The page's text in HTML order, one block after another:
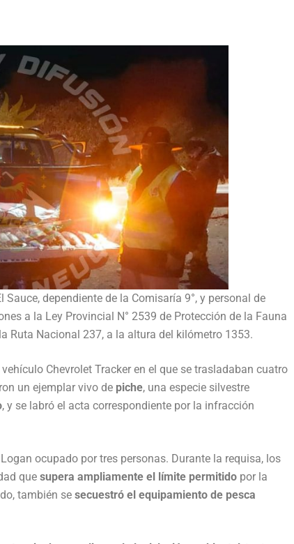
dependiente de la Comisaría 9°, y personal de
a la Ley Provincial N° 2539 de Protección de la Fauna
Ruta Nacional 237, a la altura del kilómetro 1353.
Chevrolet Tracker en el que se trasladaban cuatro
un ejemplar vivo de piche, una especie silvestre
, y se labró el acta correspondiente por la infracción
ocupado por tres personas. Durante la requisa, los
que supera ampliamente el límite permitido por la
también se secuestró el equipamiento de pesca